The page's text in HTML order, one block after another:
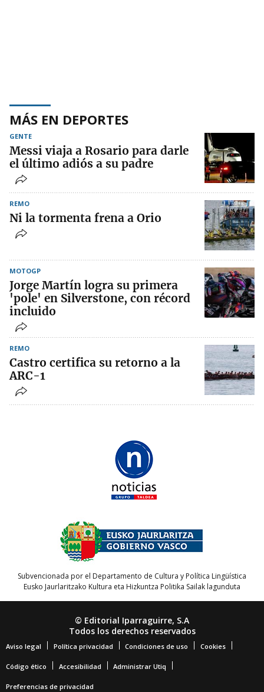
MÁS EN DEPORTES
GENTE
Messi viaja a Rosario para darle
el último adiós a su padre
REMO
Ni la tormenta frena a Orio
MOTOGP
Jorge Martín logra su primera
'pole' en Silverstone, con récord
incluido
REMO
Castro certifica su retorno a la
ARC-1
Subvencionada por el Departamento de Cultura y Política Lingüística
Eusko Jaurlaritzako Kultura eta Hizkuntza Politika Sailak lagunduta
© Editorial Iparraguirre, S.A
Todos los derechos reservados
Aviso legal Política privacidad Condiciones de uso Cookies
Código ético Accesibilidad Administrar Utiq
Preferencias de privacidad